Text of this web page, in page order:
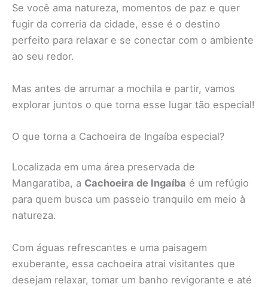
Se você ama natureza, momentos de paz e quer
fugir da correria da cidade, esse é o destino
perfeito para relaxar e se conectar com o ambiente
ao seu redor.
Mas antes de arrumar a mochila e partir, vamos
explorar juntos o que torna esse lugar tão especial!
O que torna a Cachoeira de Ingaíba especial?
Localizada em uma área preservada de
Mangaratiba, a Cachoeira de Ingaíba é um refúgio
para quem busca um passeio tranquilo em meio à
natureza.
Com águas refrescantes e uma paisagem
exuberante, essa cachoeira atrai visitantes que
desejam relaxar, tomar um banho revigorante e até